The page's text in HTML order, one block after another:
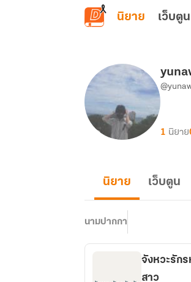
ข้ามไปยังเนื้อหาหลัก
นิยาย เว็บตูน
1 นิยาย
นิยาย เว็บตูน
นามปากกา
จังหวะรัก
สาว